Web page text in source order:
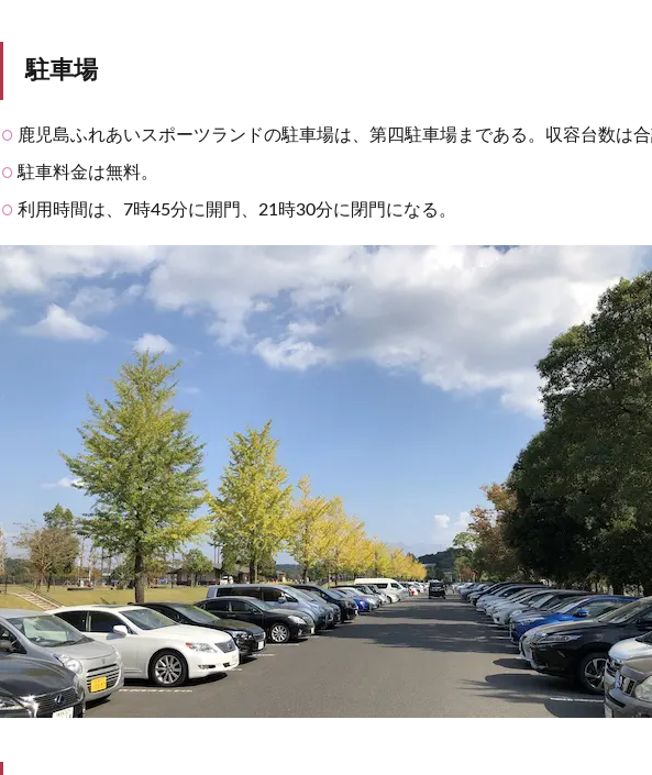
駐車場
鹿児島ふれあいスポーツランドの駐車場は、第四駐車場まである。収容台数は
駐車料金は無料。
利用時間は、7時45分に開門、21時30分に閉門になる。